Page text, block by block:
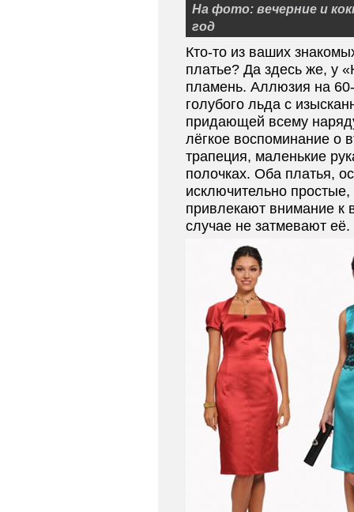
На фото: вечерние и
год
Кто-то из ваших
платье? Да здесь же, у
пламень. Аллюзия на
голубого льда с
придающей всему
лёгкое воспоминание о
трапеция, маленькие
полочках. Оба платья,
исключительно
привлекают внимание к
случае не затмевают её.